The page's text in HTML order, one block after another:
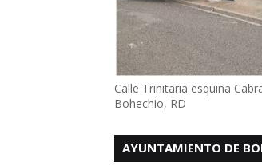
Calle Trinitaria esquina
Bohechio, RD
AYUNTAMIENTO DE